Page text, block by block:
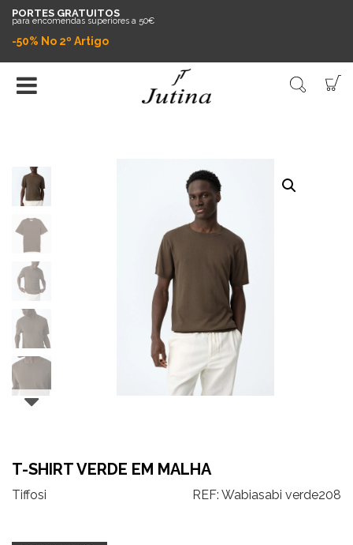
PORTES GRATUITOS
para encomendas superiores a 50€
-50% No 2º Artigo
T-SHIRT VERDE EM MALHA
Tiffosi REF: Wabiasabi verde208